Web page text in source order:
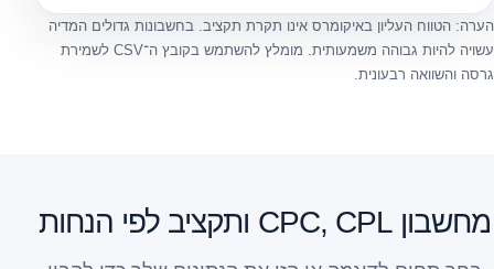
הערה: הטווח העליון באיקומרס אינו תקרת תקציב. בחשבונות גדולים המדיה
עשויה להיות גבוהה משמעותית. מומלץ להשתמש בקובץ ה־CSV לשמירת
גרסה והשוואה רבעונית.
מחשבון CPC, CPL ותקציב לפי הנחות